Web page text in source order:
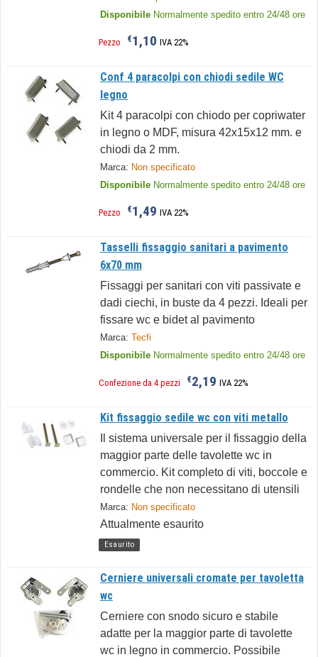
Disponibile Normalmente spedito entro 24/48 ore
Pezzo €1,10 IVA 22%
Conf 4 paracolpi con chiodi sedile WC
legno
Kit 4 paracolpi con chiodo per copriwater
in legno o MDF, misura 42x15x12 mm. e
chiodi da 2 mm.
Marca: Non specificato
Disponibile Normalmente spedito entro 24/48 ore
Pezzo €1,49 IVA 22%
Tasselli fissaggio sanitari a pavimento
6x70 mm
Fissaggi per sanitari con viti passivate e
dadi ciechi, in buste da 4 pezzi. Ideali per
fissare wc e bidet al pavimento
Marca: Tecfi
Disponibile Normalmente spedito entro 24/48 ore
Confezione da 4 pezzi €2,19 IVA 22%
Kit fissaggio sedile wc con viti metallo
Il sistema universale per il fissaggio della
maggior parte delle tavolette wc in
commercio. Kit completo di viti, boccole e
rondelle che non necessitano di utensili
Marca: Non specificato
Attualmente esaurito
Esaurito
Cerniere universali cromate per tavoletta
wc
Cerniere con snodo sicuro e stabile
adatte per la maggior parte di tavolette
wc in legno in commercio. Possibile